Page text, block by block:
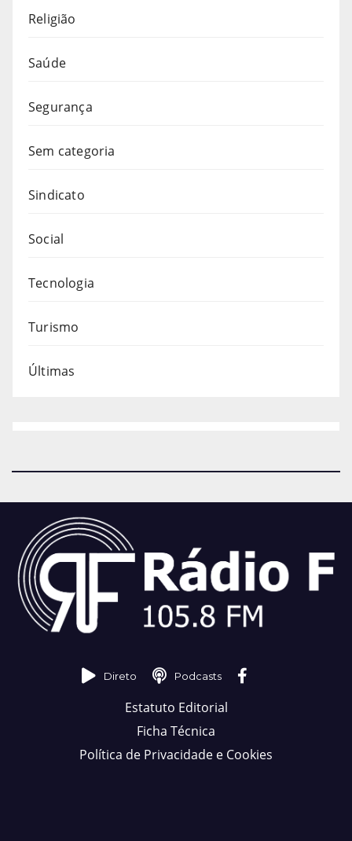
Religião
Saúde
Segurança
Sem categoria
Sindicato
Social
Tecnologia
Turismo
Últimas
Direto Podcasts
Estatuto Editorial
Ficha Técnica
Política de Privacidade e Cookies